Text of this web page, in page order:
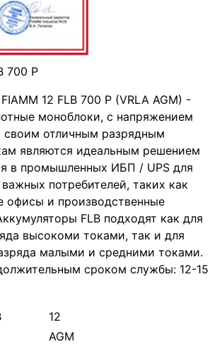
700 P
12 FLB 700 P (VRLA AGM) -
моноблоки, с напряжением
своим отличным разрядным
являются идеальным решением
в промышленных ИБП / UPS для
потребителей, таких как
и производственные
FLB подходят как для
высокоми токами, так и для
малыми и средними токами.
сроком службы: 12-15
12
AGM